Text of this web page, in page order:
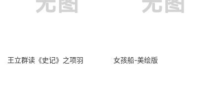
王立群读《史记》之项羽 女孩船-美绘版